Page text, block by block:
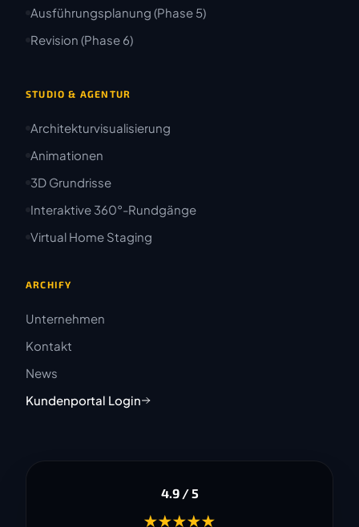
Ausführungsplanung (Phase 5)
Revision (Phase 6)
STUDIO & AGENTUR
Architekturvisualisierung
Animationen
3D Grundrisse
Interaktive 360°-Rundgänge
Virtual Home Staging
ARCHIFY
Unternehmen
Kontakt
News
Kundenportal Login
4.9 / 5
★★★★★